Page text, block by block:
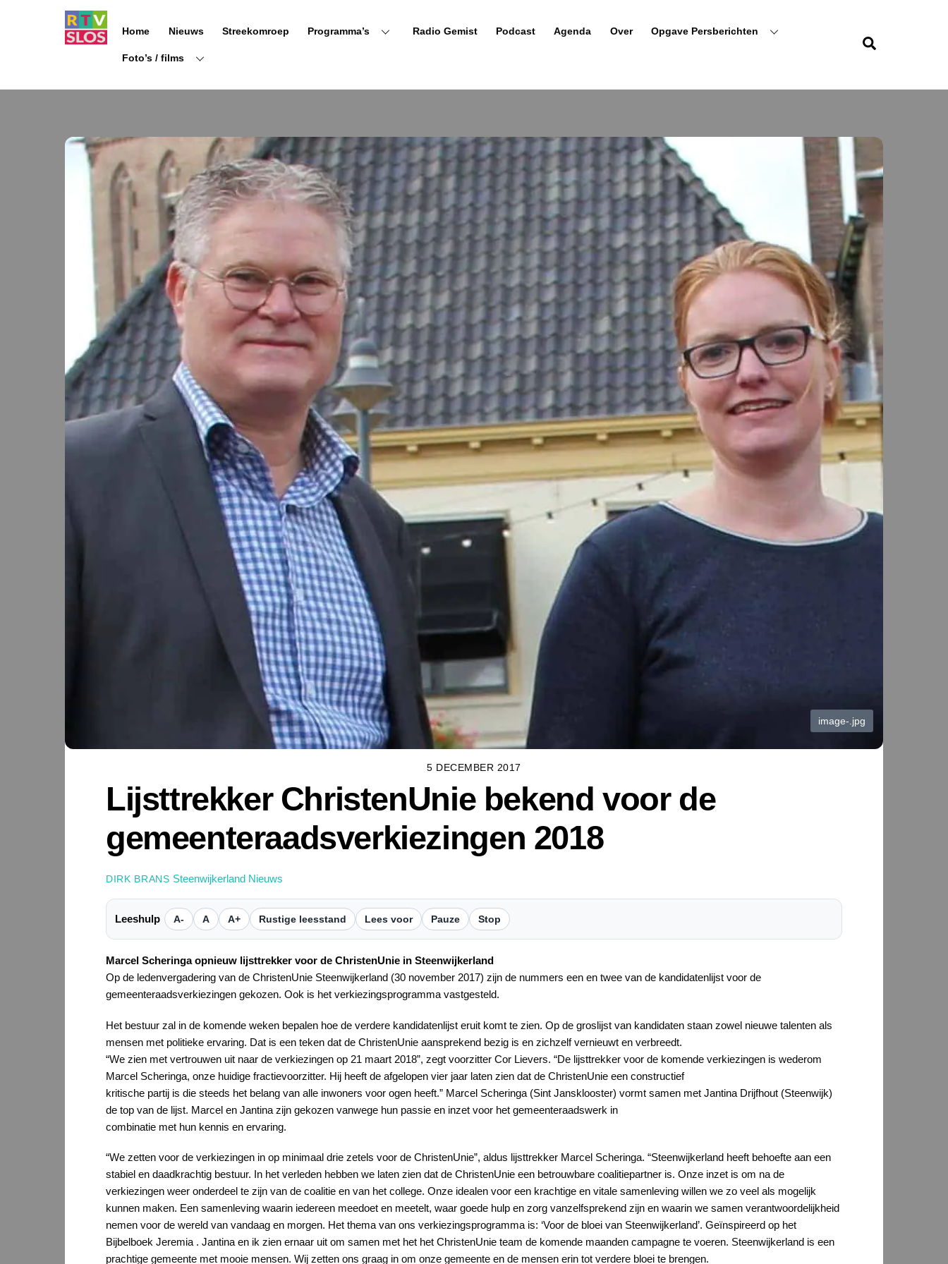
Home Nieuws Streekomroep Programma’s Radio Gemist Podcast Agenda Over Opgave Persberichten
Foto’s / films
image-.jpg
5 DECEMBER 2017
Lijsttrekker ChristenUnie bekend voor de
gemeenteraadsverkiezingen 2018
DIRK BRANS Steenwijkerland Nieuws
Leeshulp A- A A+ Rustige leesstand Lees voor Pauze Stop
Marcel Scheringa opnieuw lijsttrekker voor de ChristenUnie in Steenwijkerland
Op de ledenvergadering van de ChristenUnie Steenwijkerland (30 november 2017) zijn de nummers een en twee van de kandidatenlijst voor de
gemeenteraadsverkiezingen gekozen. Ook is het verkiezingsprogramma vastgesteld.
Het bestuur zal in de komende weken bepalen hoe de verdere kandidatenlijst eruit komt te zien. Op de groslijst van kandidaten staan zowel nieuwe talenten als
mensen met politieke ervaring. Dat is een teken dat de ChristenUnie aansprekend bezig is en zichzelf vernieuwt en verbreedt.
“We zien met vertrouwen uit naar de verkiezingen op 21 maart 2018”, zegt voorzitter Cor Lievers. “De lijsttrekker voor de komende verkiezingen is wederom
Marcel Scheringa, onze huidige fractievoorzitter. Hij heeft de afgelopen vier jaar laten zien dat de ChristenUnie een constructief
kritische partij is die steeds het belang van alle inwoners voor ogen heeft.” Marcel Scheringa (Sint Jansklooster) vormt samen met Jantina Drijfhout (Steenwijk)
de top van de lijst. Marcel en Jantina zijn gekozen vanwege hun passie en inzet voor het gemeenteraadswerk in
combinatie met hun kennis en ervaring.
“We zetten voor de verkiezingen in op minimaal drie zetels voor de ChristenUnie”, aldus lijsttrekker Marcel Scheringa. “Steenwijkerland heeft behoefte aan een
stabiel en daadkrachtig bestuur. In het verleden hebben we laten zien dat de ChristenUnie een betrouwbare coalitiepartner is. Onze inzet is om na de
verkiezingen weer onderdeel te zijn van de coalitie en van het college. Onze idealen voor een krachtige en vitale samenleving willen we zo veel als mogelijk
kunnen maken. Een samenleving waarin iedereen meedoet en meetelt, waar goede hulp en zorg vanzelfsprekend zijn en waarin we samen verantwoordelijkheid
nemen voor de wereld van vandaag en morgen. Het thema van ons verkiezingsprogramma is: ‘Voor de bloei van Steenwijkerland’. Geïnspireerd op het
Bijbelboek Jeremia . Jantina en ik zien ernaar uit om samen met het het ChristenUnie team de komende maanden campagne te voeren. Steenwijkerland is een
prachtige gemeente met mooie mensen. Wij zetten ons graag in om onze gemeente en de mensen erin tot verdere bloei te brengen.